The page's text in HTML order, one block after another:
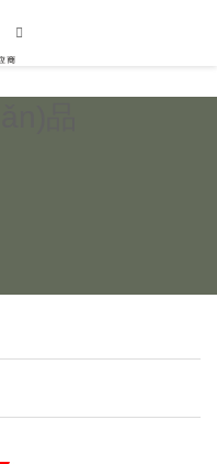
